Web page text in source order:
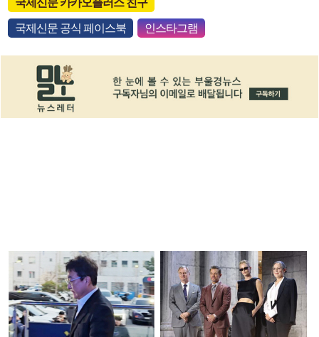
국제신문 카카오플러스 친구
국제신문 공식 페이스북 인스타그램